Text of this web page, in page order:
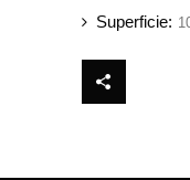
Superficie: